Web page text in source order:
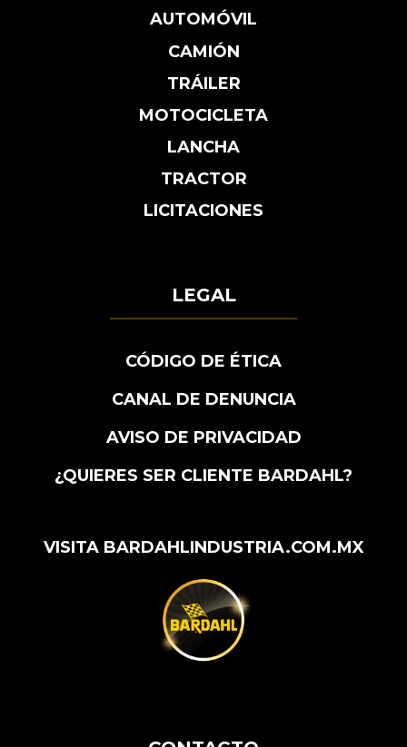
AUTOMÓVIL
CAMIÓN
TRÁILER
MOTOCICLETA
LANCHA
TRACTOR
LICITACIONES
LEGAL
CÓDIGO DE ÉTICA
CANAL DE DENUNCIA
AVISO DE PRIVACIDAD
¿QUIERES SER CLIENTE BARDAHL?
VISITA BARDAHLINDUSTRIA.COM.MX